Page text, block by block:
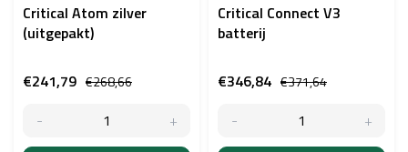
Critical Atom zilver
(uitgepakt)
€268,66
€241,79
Critical Connect V3
batterij
€371,64
€346,84